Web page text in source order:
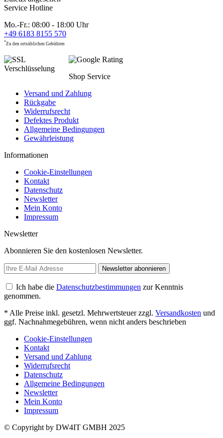
Service Hotline
Mo.-Fr.: 08:00 - 18:00 Uhr
+49 6183 8155 570
*Zu den ortsüblichen Gebühren
Shop Service
Versand und Zahlung
Rückgabe
Widerrufsrecht
Defektes Produkt
Allgemeine Bedingungen
Gewährleistung
Informationen
Cookie-Einstellungen
Kontakt
Datenschutz
Newsletter
Mein Konto
Impressum
Newsletter
Abonnieren Sie den kostenlosen Newsletter.
Newsletter abonnieren
Ich habe die Datenschutzbestimmungen zur Kenntnis
genommen.
* Alle Preise inkl. gesetzl. Mehrwertsteuer zzgl. Versandkosten und
ggf. Nachnahmegebühren, wenn nicht anders beschrieben
Cookie-Einstellungen
Kontakt
Versand und Zahlung
Widerrufsrecht
Datenschutz
Allgemeine Bedingungen
Newsletter
Mein Konto
Impressum
© Copyright by DW4IT GMBH 2025